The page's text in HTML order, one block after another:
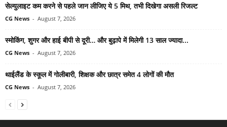
सेल्युलाइट कम करने से पहले जान लीजिए ये 5 मिथ, तभी दिखेगा असली रिजल्ट
CG News - August 7, 2026
स्मोकिंग, शुगर और हाई बीपी से दूरी… और बुढ़ापे में मिलेगी 13 साल ज्यादा...
CG News - August 7, 2026
थाईलैंड के स्कूल में गोलीबारी, शिक्षक और छात्र समेत 4 लोगों की मौत
CG News - August 7, 2026